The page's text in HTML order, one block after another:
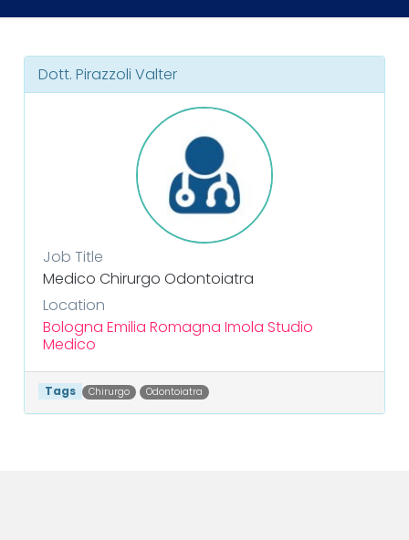
Dott. Pirazzoli Valter
Job Title
Medico Chirurgo Odontoiatra
Location
Bologna Emilia Romagna Imola Studio
Medico
Tags Chirurgo Odontoiatra